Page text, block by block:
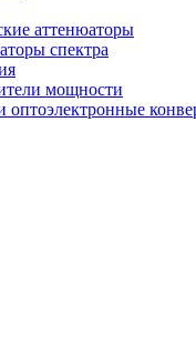
аттенюаторы
спектра
мощности
оптоэлектронные